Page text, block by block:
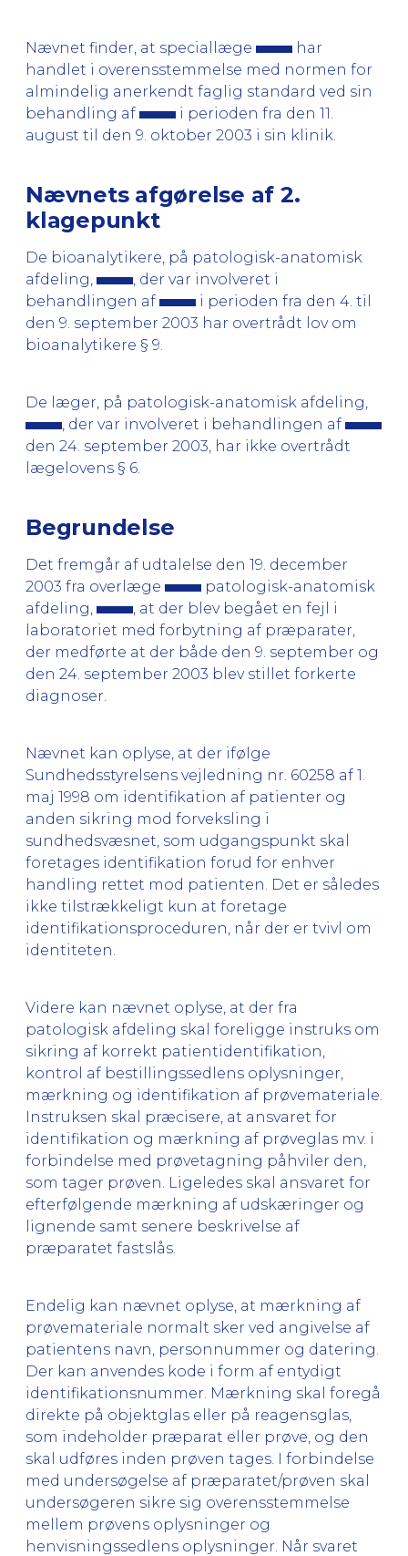
Nævnet finder, at speciallæge
har
handlet i overensstemmelse med normen for
almindelig anerkendt faglig standard ved sin
behandling af
i perioden fra den 11.
august til den 9. oktober 2003 i sin klinik.
Nævnets afgørelse af 2.
klagepunkt
De bioanalytikere, på patologisk-anatomisk
afdeling,
, der var involveret i
behandlingen af
i perioden fra den 4. til
den 9. september 2003 har overtrådt lov om
bioanalytikere § 9.
De læger, på patologisk-anatomisk afdeling,
, der var involveret i behandlingen af
den 24. september 2003, har ikke overtrådt
lægelovens § 6.
Begrundelse
Det fremgår af udtalelse den 19. december
2003 fra overlæge
patologisk-anatomisk
afdeling,
, at der blev begået en fejl i
laboratoriet med forbytning af præparater,
der medførte at der både den 9. september og
den 24. september 2003 blev stillet forkerte
diagnoser.
Nævnet kan oplyse, at der ifølge
Sundhedsstyrelsens vejledning nr. 60258 af 1.
maj 1998 om identifikation af patienter og
anden sikring mod forveksling i
sundhedsvæsnet, som udgangspunkt skal
foretages identifikation forud for enhver
handling rettet mod patienten. Det er således
ikke tilstrækkeligt kun at foretage
identifikationsproceduren, når der er tvivl om
identiteten.
Videre kan nævnet oplyse, at der fra
patologisk afdeling skal foreligge instruks om
sikring af korrekt patientidentifikation,
kontrol af bestillingssedlens oplysninger,
mærkning og identifikation af prøvemateriale.
Instruksen skal præcisere, at ansvaret for
identifikation og mærkning af prøveglas mv. i
forbindelse med prøvetagning påhviler den,
som tager prøven. Ligeledes skal ansvaret for
efterfølgende mærkning af udskæringer og
lignende samt senere beskrivelse af
præparatet fastslås.
Endelig kan nævnet oplyse, at mærkning af
prøvemateriale normalt sker ved angivelse af
patientens navn, personnummer og datering.
Der kan anvendes kode i form af entydigt
identifikationsnummer. Mærkning skal foregå
direkte på objektglas eller på reagensglas,
som indeholder præparat eller prøve, og den
skal udføres inden prøven tages. I forbindelse
med undersøgelse af præparatet/prøven skal
undersøgeren sikre sig overensstemmelse
mellem prøvens oplysninger og
henvisningssedlens oplysninger. Når svaret